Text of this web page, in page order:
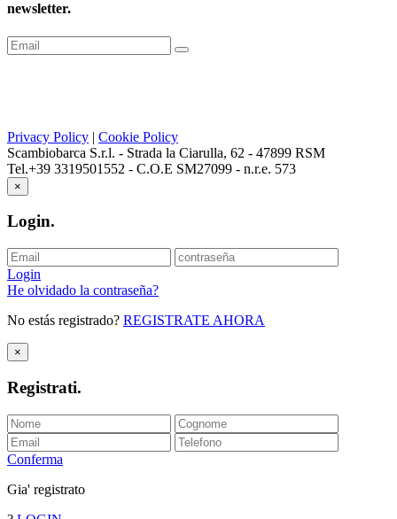
newsletter.
Privacy Policy | Cookie Policy
Scambiobarca S.r.l. - Strada la Ciarulla, 62 - 47899 RSM
Tel.+39 3319501552 - C.O.E SM27099 - n.r.e. 573
×
Login.
Login
He olvidado la contraseña?
No estás registrado? REGISTRATE AHORA
×
Registrati.
Conferma
Gia' registrato